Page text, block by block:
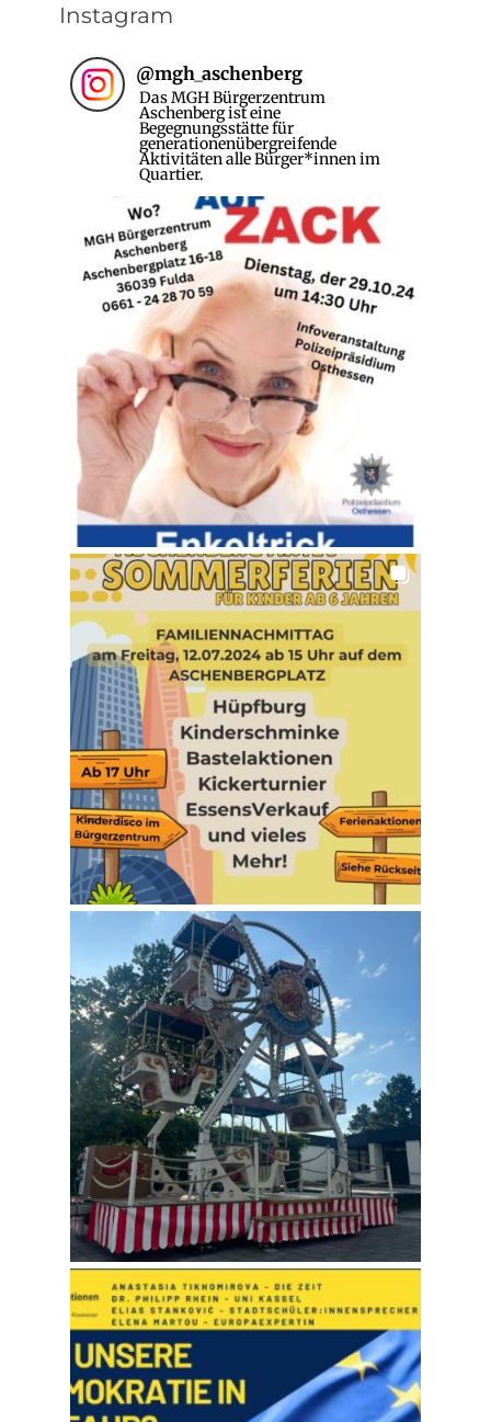
Instagram
@mgh_aschenberg
Das MGH Bürgerzentrum
Aschenberg ist eine
Begegnungsstätte für
generationenübergreifende
Aktivitäten alle Bürger*innen im
Quartier.